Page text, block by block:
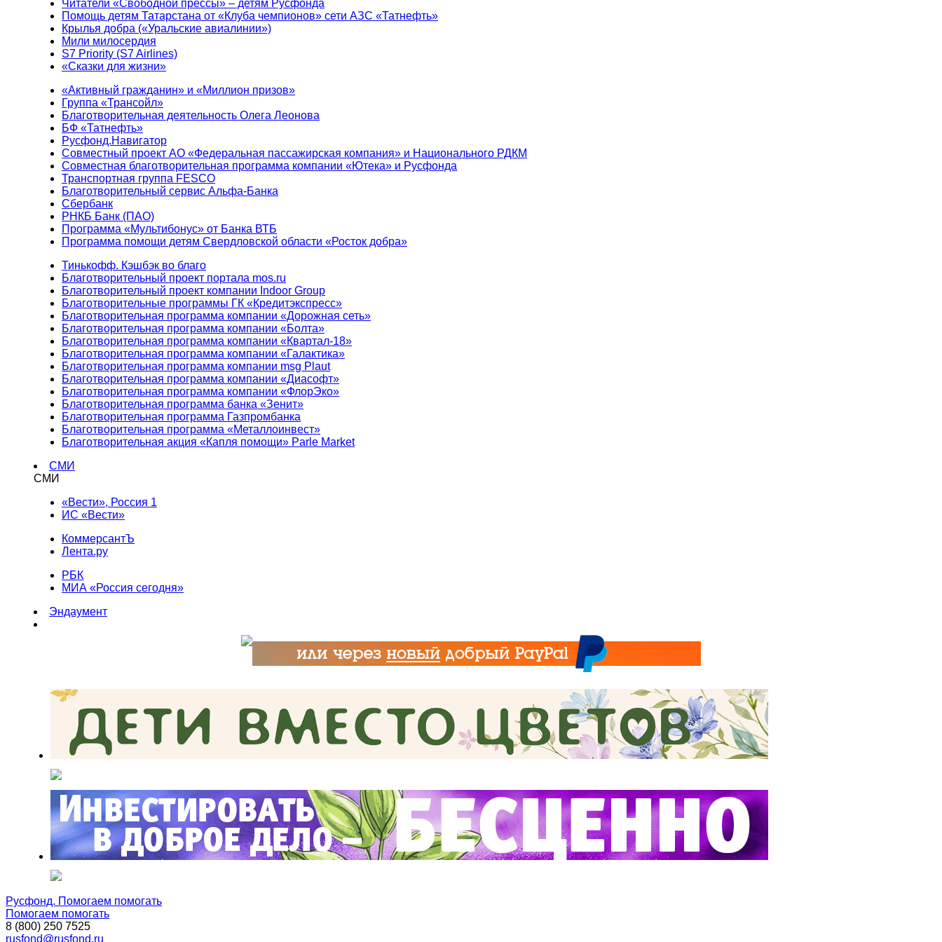
Читатели «Свободной прессы» – детям Русфонда
Помощь детям Татарстана от «Клуба чемпионов» сети АЗС «Татнефть»
Крылья добра («Уральские авиалинии»)
Мили милосердия
S7 Priority (S7 Airlines)
«Сказки для жизни»
«Активный гражданин» и «Миллион призов»
Группа «Трансойл»
Благотворительная деятельность Олега Леонова
БФ «Татнефть»
Русфонд.Навигатор
Совместный проект АО «Федеральная пассажирская компания» и Национального РДКМ
Совместная благотворительная программа компании «Ютека» и Русфонда
Транспортная группа FESCO
Благотворительный сервис Альфа-Банка
Сбербанк
РНКБ Банк (ПАО)
Программа «Мультибонус» от Банка ВТБ
Программа помощи детям Свердловской области «Росток добра»
Тинькофф. Кэшбэк во благо
Благотворительный проект портала mos.ru
Благотворительный проект компании Indoor Group
Благотворительные программы ГК «Кредитэкспресс»
Благотворительная программа компании «Дорожная сеть»
Благотворительная программа компании «Болта»
Благотворительная программа компании «Квартал-18»
Благотворительная программа компании «Галактика»
Благотворительная программа компании msg Plaut
Благотворительная программа компании «Диасофт»
Благотворительная программа компании «ФлорЭко»
Благотворительная программа банка «Зенит»
Благотворительная программа Газпромбанка
Благотворительная программа «Металлоинвест»
Благотворительная акция «Капля помощи» Parle Market
СМИ
СМИ
«Вести», Россия 1
ИС «Вести»
КоммерсантЪ
Лента.ру
РБК
МИА «Россия сегодня»
Эндаумент
Русфонд. Помогаем помогать
Помогаем помогать
8 (800) 250 7525
rusfond@rusfond.ru